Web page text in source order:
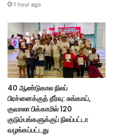
1 hour ago
40 ஆண்டுகால நிலப்
பிரச்னைக்குத் தீர்வு: சுங்காய்,
குவாலா பிக்காமில் 120
குடும்பங்களுக்குப் நிலப்பட்டா
வழங்கப்பட்டது